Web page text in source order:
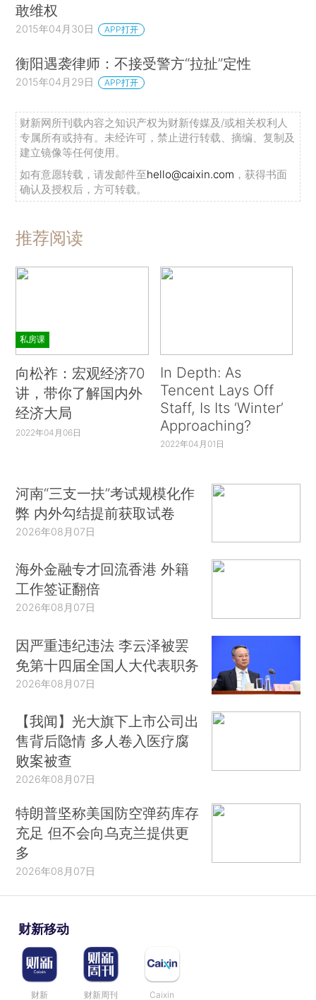
敢维权
2015年04月30日 APP打开
衡阳遇袭律师：不接受警方“拉扯”定性
2015年04月29日 APP打开
财新网所刊载内容之知识产权为财新传媒及/或相关权利人
专属所有或持有。未经许可，禁止进行转载、摘编、复制及
建立镜像等任何使用。
如有意愿转载，请发邮件至hello@caixin.com ，获得书面
确认及授权后，方可转载。
推荐阅读
私房课
向松祚：宏观经济70
讲，带你了解国内外
经济大局
2022年04月06日
In Depth: As
Tencent Lays Off
Staff, Is Its ‘Winter’
Approaching?
2022年04月01日
河南“三支一扶”考试规模化作
弊 内外勾结提前获取试卷
2026年08月07日
海外金融专才回流香港 外籍
工作签证翻倍
2026年08月07日
因严重违纪违法 李云泽被罢
免第十四届全国人大代表职务
2026年08月07日
【我闻】光大旗下上市公司出
售背后隐情 多人卷入医疗腐
败案被查
2026年08月07日
特朗普坚称美国防空弹药库存
充足 但不会向乌克兰提供更
多
2026年08月07日
财新移动
财新 财新周刊 Caixin